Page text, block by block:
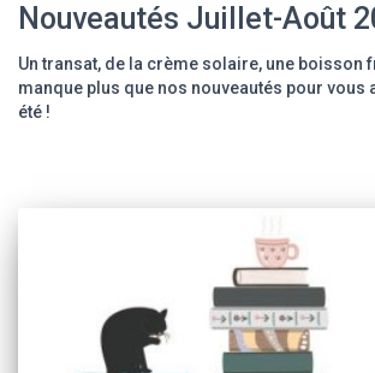
Nouveautés Juillet-Août
Un transat, de la crème solaire, une boisson
manque plus que nos nouveautés pour vous
été !